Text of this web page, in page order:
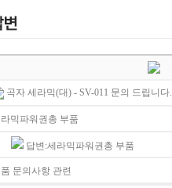
곡자 세라믹(대) - SV-011 문의 드립니다.
믹파워권총 부품
답변:세라믹파워권총 부품
문의사항 관련